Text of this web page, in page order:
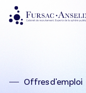
Skip
Offres d'emploi